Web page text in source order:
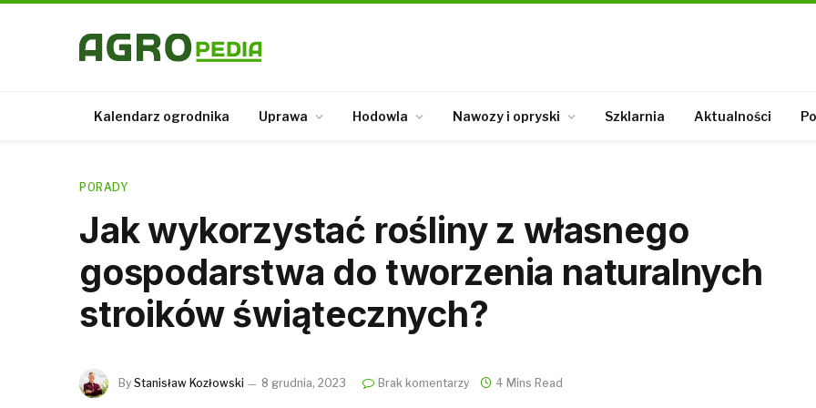
Kalendarz ogrodnika Uprawa Hodowla Nawozy i opryski Szklarnia Aktualności
PORADY
Jak wykorzystać rośliny z własnego
gospodarstwa do tworzenia naturalnych
stroików świątecznych?
By Stanisław Kozłowski 8 grudnia, 2023 Brak komentarzy 4 Mins Read